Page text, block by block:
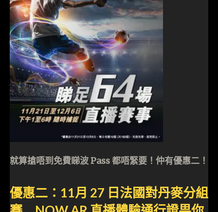
就算搶唔到免費睇波 Pass 都唔緊要！仲有優惠二！
優惠二：11月 27 日法國對丹麥分組